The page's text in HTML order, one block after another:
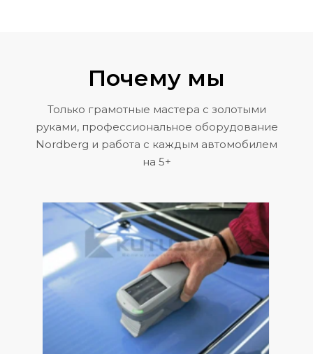
Почему мы
Только грамотные мастера с золотыми
руками, профессиональное оборудование
Nordberg и работа с каждым автомобилем
на 5+